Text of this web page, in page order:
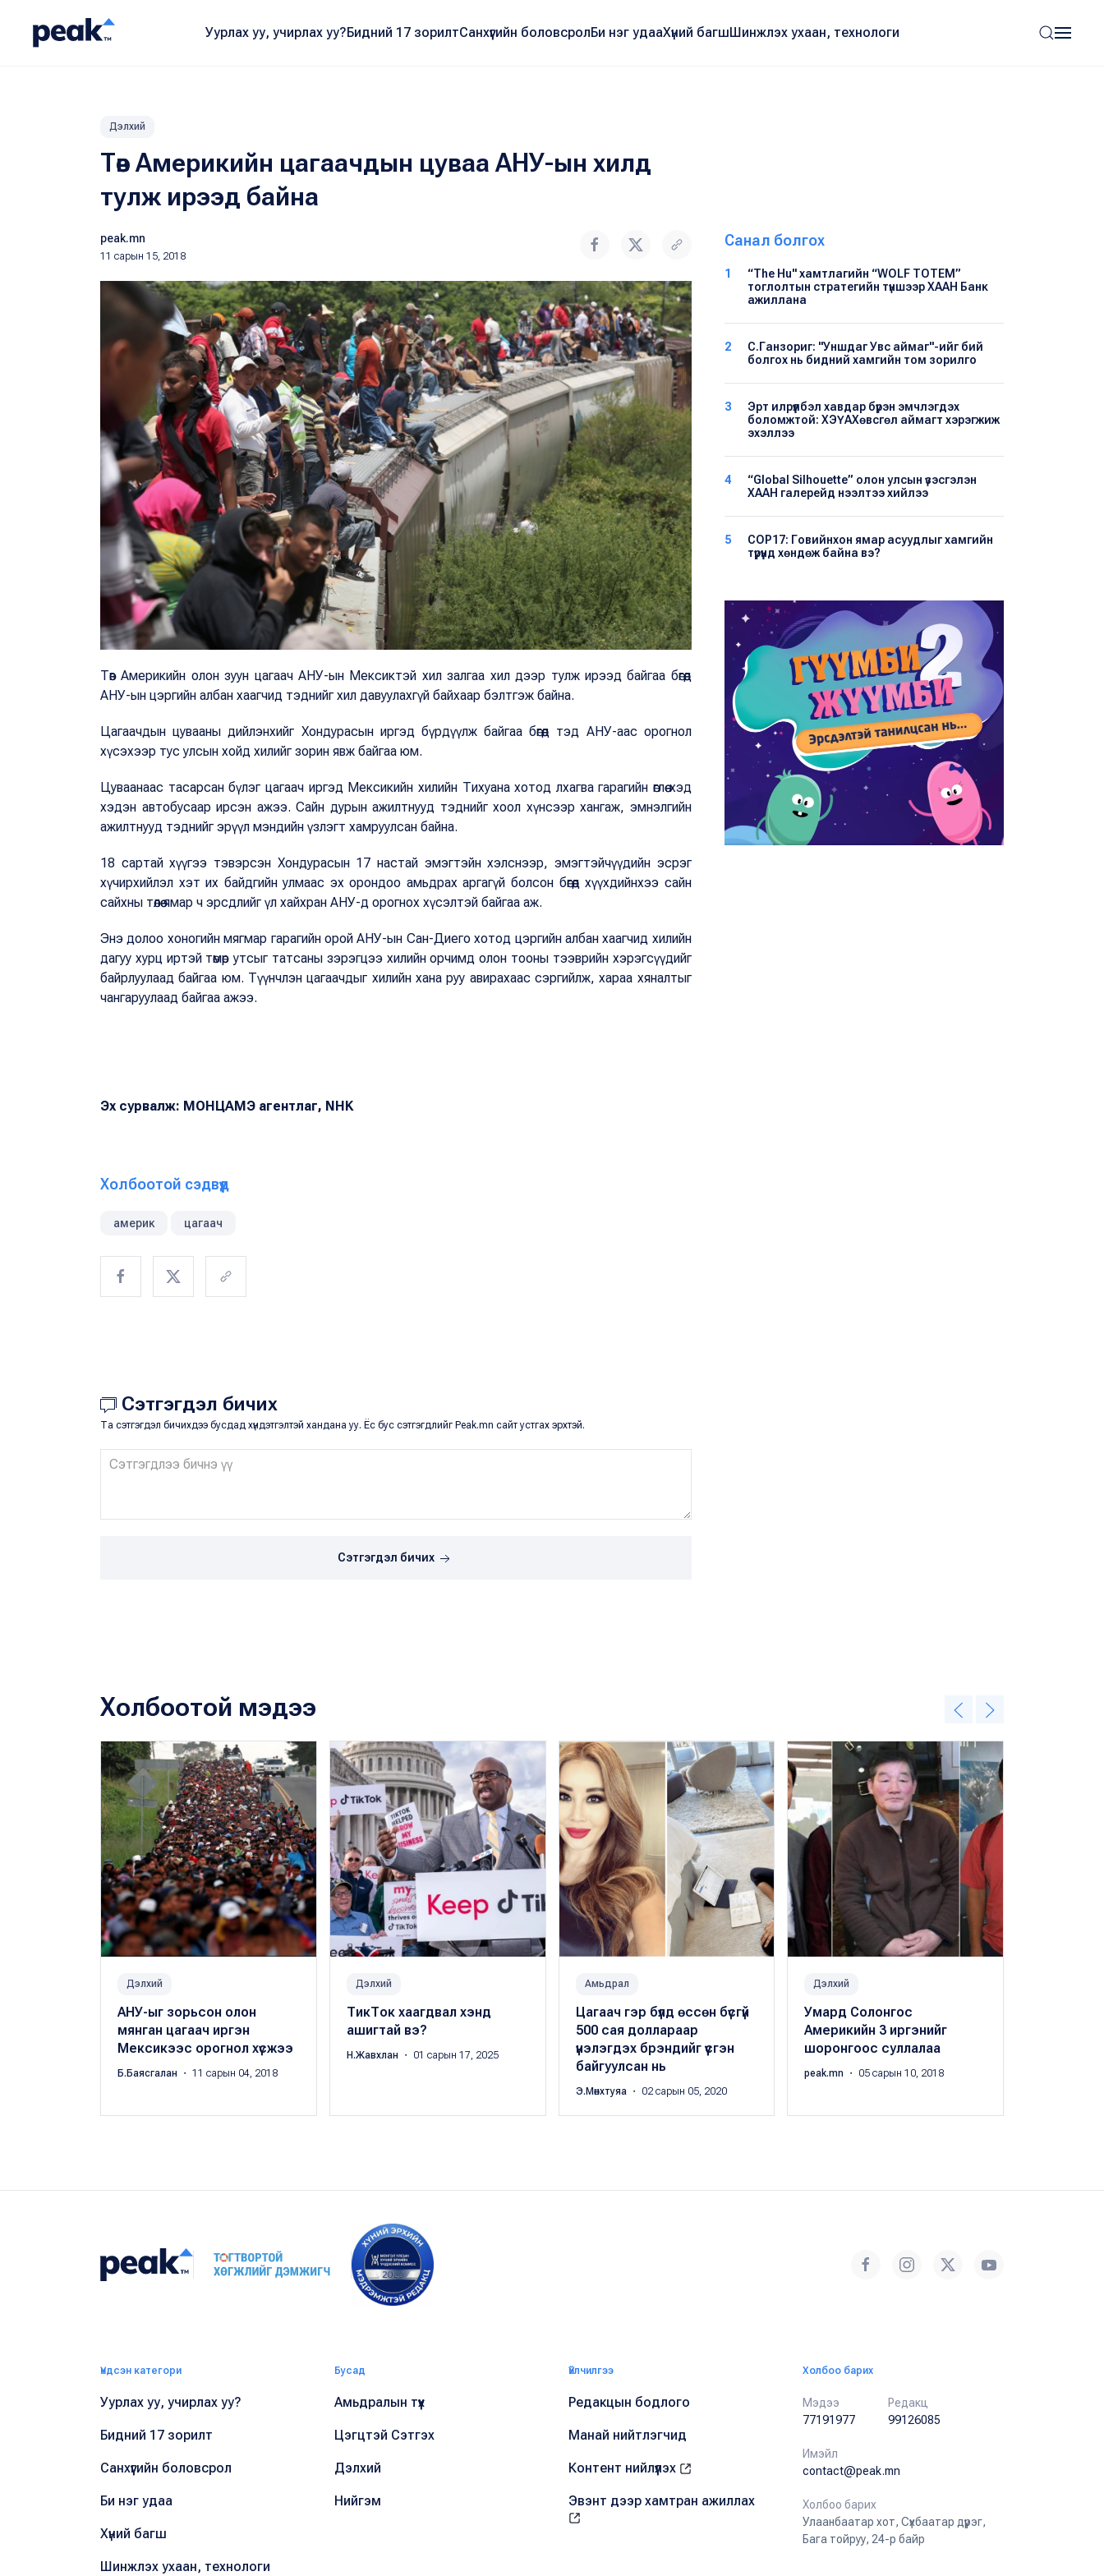
Уурлах уу, учирлах уу?Бидний 17 зорилтСанхүүгийн боловсролБи нэг удааХүний багшШинжлэх ухаан, технологи
Дэлхий
Төв Америкийн цагаачдын цуваа АНУ-ын хилд
тулж ирээд байна
peak.mn
11 сарын 15, 2018
Төв Америкийн олон зуун цагаач АНУ-ын Мексиктэй хил залгаа хил дээр тулж ирээд байгаа бөгөөд
АНУ-ын цэргийн албан хаагчид тэднийг хил давуулахгүй байхаар бэлтгэж байна.
Цагаачдын цувааны дийлэнхийг Хондурасын иргэд бүрдүүлж байгаа бөгөөд тэд АНУ-аас орогнол
хүсэхээр тус улсын хойд хилийг зорин явж байгаа юм.
Цуваанаас тасарсан бүлэг цагаач иргэд Мексикийн хилийн Тихуана хотод лхагва гарагийн өглөө хэд
хэдэн автобусаар ирсэн ажээ. Сайн дурын ажилтнууд тэднийг хоол хүнсээр хангаж, эмнэлгийн
ажилтнууд тэднийг эрүүл мэндийн үзлэгт хамруулсан байна.
18 сартай хүүгээ тэвэрсэн Хондурасын 17 настай эмэгтэйн хэлснээр, эмэгтэйчүүдийн эсрэг
хүчирхийлэл хэт их байдгийн улмаас эх орондоо амьдрах аргагүй болсон бөгөөд хүүхдийнхээ сайн
сайхны төлөө ямар ч эрсдлийг үл хайхран АНУ-д орогнох хүсэлтэй байгаа аж.
Энэ долоо хоногийн мягмар гарагийн орой АНУ-ын Сан-Диего хотод цэргийн албан хаагчид хилийн
дагуу хурц иртэй төмөр утсыг татсаны зэрэгцээ хилийн орчимд олон тооны тээврийн хэрэгсүүдийг
байрлуулаад байгаа юм. Түүнчлэн цагаачдыг хилийн хана руу авирахаас сэргийлж, хараа хяналтыг
чангаруулаад байгаа ажээ.
Эх сурвалж: МОНЦАМЭ агентлаг, NHK
Холбоотой сэдвүүд
америк цагаач
Сэтгэгдэл бичих
Та сэтгэгдэл бичихдээ бусдад хүндэтгэлтэй хандана уу. Ёс бус сэтгэгдлийг Peak.mn сайт устгах эрхтэй.
Сэтгэгдэл бичих
Санал болгох
1
“The Hu" хамтлагийн “WOLF TOTEM”
тоглолтын стратегийн түншээр ХААН Банк
ажиллана
2
С.Ганзориг: "Уншдаг Увс аймаг"-ийг бий
болгох нь бидний хамгийн том зорилго
3
Эрт илрүүлбэл хавдар бүрэн эмчлэгдэх
боломжтой: ХЭҮА​Хөвсгөл аймагт хэрэгжиж
эхэллээ
4
“Global Silhouette” олон улсын үзэсгэлэн
ХААН галерейд нээлтээ хийлээ
5
COP17: Говийнхон ямар асуудлыг хамгийн
түрүүнд хөндөж байна вэ?
Холбоотой мэдээ
Дэлхий
АНУ-ыг зорьсон олон
мянган цагаач иргэн
Мексикээс орогнол хүсжээ
Б.Баясгалан ・ 11 сарын 04, 2018
Дэлхий
ТикТок хаагдвал хэнд
ашигтай вэ?
Н.Жавхлан ・ 01 сарын 17, 2025
Амьдрал
Цагаач гэр бүлд өссөн бүсгүй
500 сая доллараар
үнэлэгдэх брэндийг үүсгэн
байгуулсан нь
Э.Мөнхтуяа ・ 02 сарын 05, 2020
Дэлхий
Умард Солонгос
Америкийн 3 иргэнийг
шоронгоос суллалаа
peak.mn ・ 05 сарын 10, 2018
Үндсэн категори
Уурлах уу, учирлах уу?
Бидний 17 зорилт
Санхүүгийн боловсрол
Би нэг удаа
Хүний багш
Шинжлэх ухаан, технологи
Бусад
Амьдралын түүх
Цэгцтэй Сэтгэх
Дэлхий
Нийгэм
Үйлчилгээ
Редакцын бодлого
Манай нийтлэгчид
Контент нийлүүлэх
Эвэнт дээр хамтран ажиллах
Холбоо барих
Мэдээ
77191977
Редакц
99126085
Имэйл
contact@peak.mn
Холбоо барих
Улаанбаатар хот, Сүхбаатар дүүрэг,
Бага тойруу, 24-р байр